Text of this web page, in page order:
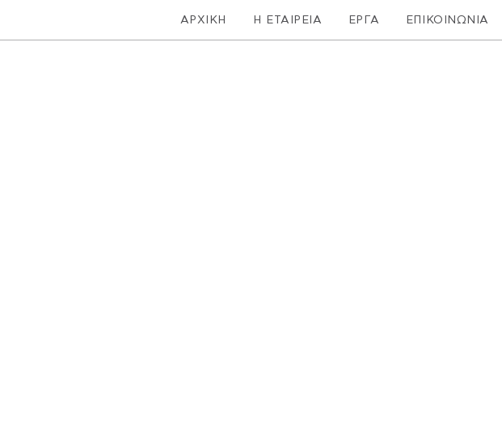
ΑΡΧΙΚΗ Η ΕΤΑΙΡΕΙΑ ΕΡΓΑ ΕΠΙΚΟΙΝΩΝΙΑ